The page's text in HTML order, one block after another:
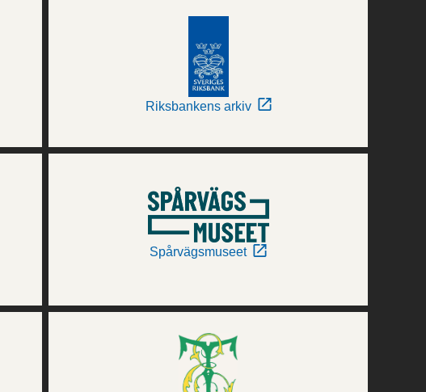
Riksbankens arkiv
Spårvägsmuseet